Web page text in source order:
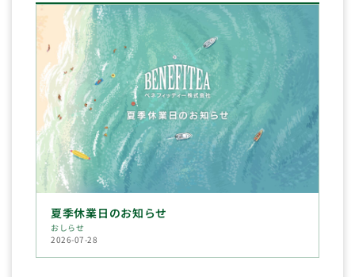
夏季休業日のお知らせ
おしらせ
2026-07-28